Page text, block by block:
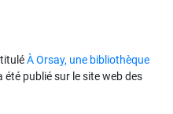
À Orsay, une bibliothèque
été publié sur le site web des